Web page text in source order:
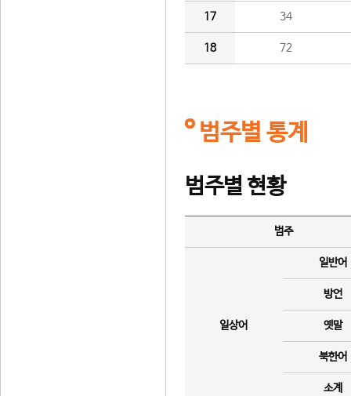
17 34
18 72
범주별 통계
범주별 현황
범주
일상어
일반어
방언
옛말
북한어
소계